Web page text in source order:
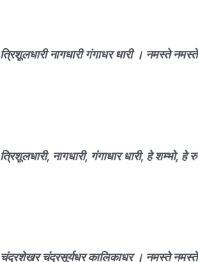
त्रिशूलधारी नागधारी गंगाधर धारी । नमस्ते
त्रिशूलधारी, नागधारी, गंगाधार धारी, हे
चंद्रशेखर चंद्रसूर्यधर कालिकाधर । नमस्ते